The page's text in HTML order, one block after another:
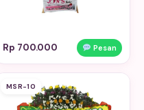
Rp 700.000 Pesan
MSR-10